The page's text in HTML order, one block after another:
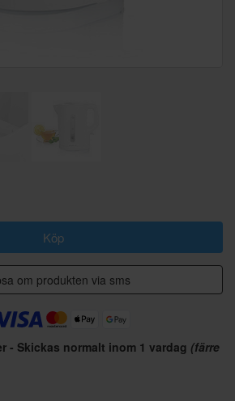
Köp
om produkten via sms
- Skickas normalt inom 1 vardag (färre